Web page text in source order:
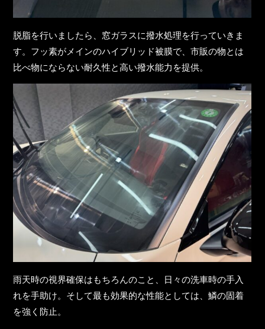
脱脂を行いましたら、窓ガラスに撥水処理を行っていきま
す。フッ素がメインのハイブリッド被膜で、市販の物とは
比べ物にならない耐久性と高い撥水能力を提供。
雨天時の視界確保はもちろんのこと、日々の洗車時の手入
れを手助け。そして最も効果的な性能としては、鱗の固着
を強く防止。